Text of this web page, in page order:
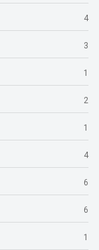
4
3
1
2
1
4
6
6
1